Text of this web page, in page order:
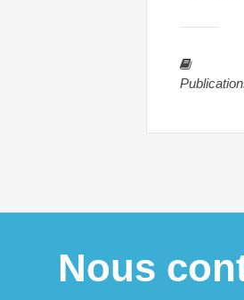
Nous